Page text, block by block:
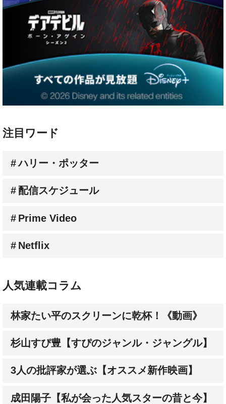
注目ワード
ハリー・ポッター
配信スケジュール
Prime Video
Netflix
林家たい平のスクリーンに乾杯！《動画》
杉山すぴ豊【すぴのジャンル・ジャングル】
3人の批評家が選ぶ【オススメ新作映画】
成田陽子【私が会った人気スターの昔と今】
髙野てるみ【シネマという生き方】